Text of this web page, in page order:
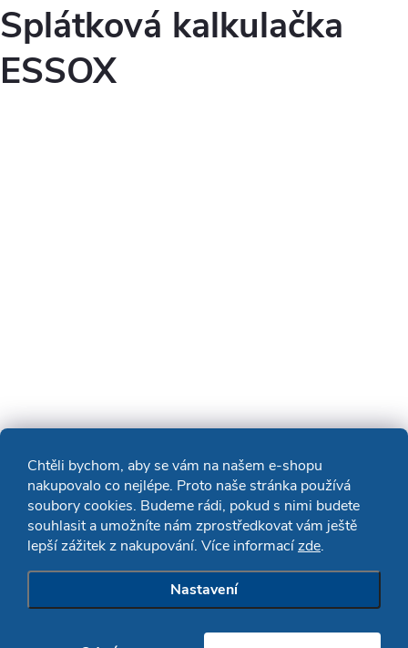
Chtěli bychom, aby se vám na našem e-shopu
nakupovalo co nejlépe. Proto naše stránka používá
soubory cookies. Budeme rádi, pokud s nimi budete
souhlasit a umožníte nám zprostředkovat vám ještě
lepší zážitek z nakupování. Více informacízde.
Nastavení
Splátková kalkulačka
ESSOX